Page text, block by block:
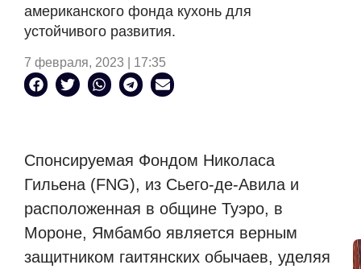
американского фонда кухонь для
устойчивого развития.
7 февраля, 2023 | 17:35
Спонсируемая Фондом Николаса
Гильена (FNG), из Сьего-де-Авила и
расположенная в общине Туэро, в
Мороне, Ямбамбо является верным
защитником гаитянских обычаев, уделяя